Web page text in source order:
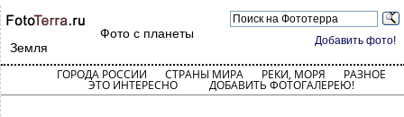
Добавить фото!
Фото с планеты
Земля
ГОРОДА РОССИИ СТРАНЫ МИРА РЕКИ, МОРЯ РАЗНОЕ
ЭТО ИНТЕРЕСНО ДОБАВИТЬ ФОТОГАЛЕРЕЮ!